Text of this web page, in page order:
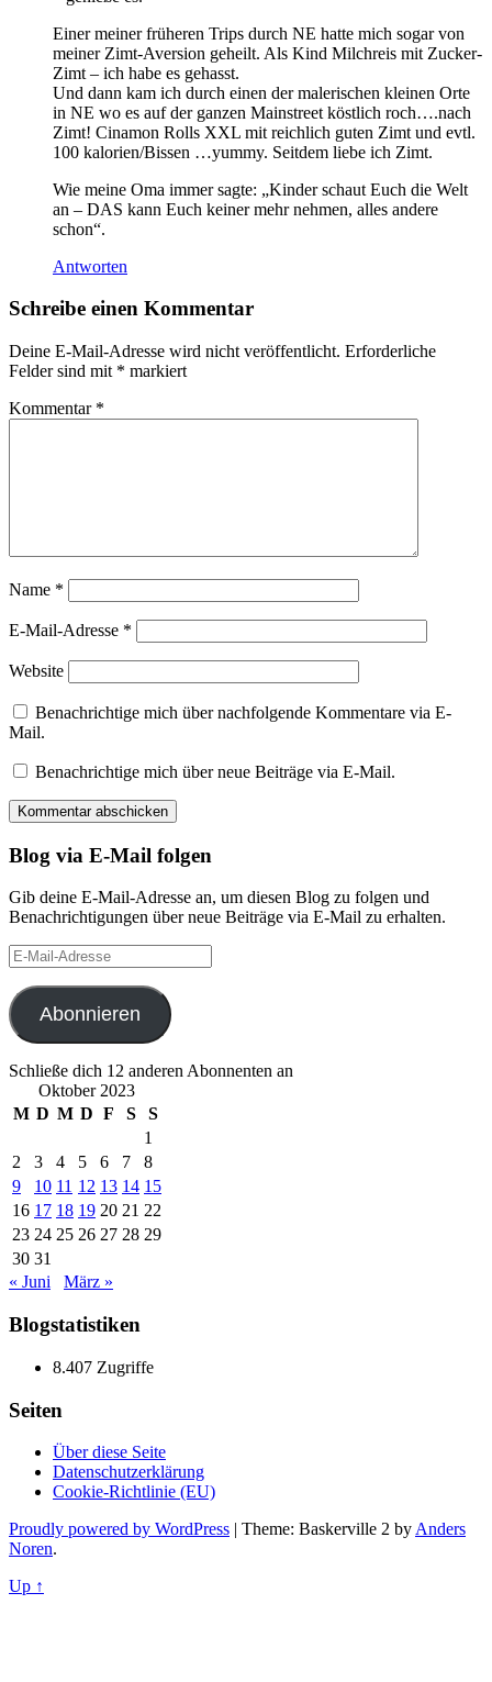
Einer meiner früheren Trips durch NE hatte mich sogar von
meiner Zimt-Aversion geheilt. Als Kind Milchreis mit Zucker-
Zimt – ich habe es gehasst.
Und dann kam ich durch einen der malerischen kleinen Orte
in NE wo es auf der ganzen Mainstreet köstlich roch….nach
Zimt! Cinamon Rolls XXL mit reichlich guten Zimt und evtl.
100 kalorien/Bissen …yummy. Seitdem liebe ich Zimt.
Wie meine Oma immer sagte: „Kinder schaut Euch die Welt
an – DAS kann Euch keiner mehr nehmen, alles andere
schon“.
Antworten
Schreibe einen Kommentar
Deine E-Mail-Adresse wird nicht veröffentlicht. Erforderliche
Felder sind mit * markiert
Kommentar *
Name *
E-Mail-Adresse *
Website
Benachrichtige mich über nachfolgende Kommentare via E-
Mail.
Benachrichtige mich über neue Beiträge via E-Mail.
Blog via E-Mail folgen
Gib deine E-Mail-Adresse an, um diesen Blog zu folgen und
Benachrichtigungen über neue Beiträge via E-Mail zu erhalten.
E-
Mail-
Adresse
Abonnieren
Schließe dich 12 anderen Abonnenten an
Oktober 2023
M D M D F S
S
1
2
3 4 5 6 7
8
9
10 11 12 13 14 15
16 17 18 19 20 21 22
23 24 25 26 27 28 29
30 31
« Juni
März »
Blogstatistiken
8.407 Zugriffe
Seiten
Über diese Seite
Datenschutzerklärung
Cookie-Richtlinie (EU)
Proudly powered by WordPress | Theme: Baskerville 2 by Anders
Noren.
Up ↑